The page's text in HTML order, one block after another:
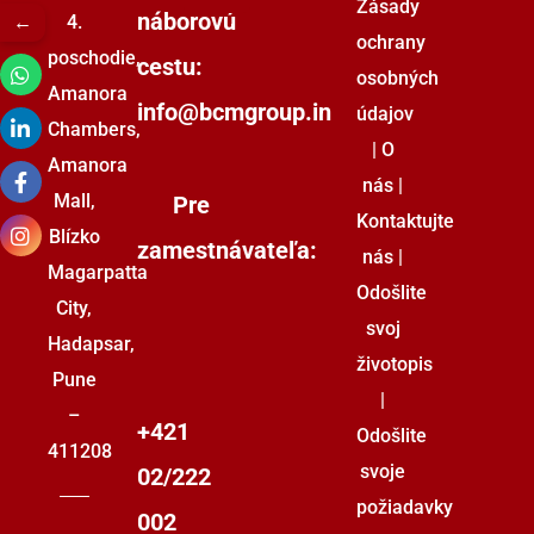
zamestnávateľov
Odvetvia, ktoré BCM
obsluhuje
Oblasti Zákonnej
Hromadný Nábor
Riešenia RPO
Slovenia
Bulharsko
Maďarsko
Česká republika
4.
poschodie,
Amanora
Chambers,
Amanora
Mall,
Blízko
Magarpatta
City,
Hadapsar,
Pune
–
411208
náborovú
cestu:
info@bcmgroup.in
Pre
zamestnávateľa:
+421
02/222
002
Zásady
ochrany
osobných
údajov
| O
nás |
Kontaktujte
nás |
Odošlite
svoj
životopis
|
Odošlite
svoje
požiadavky
←